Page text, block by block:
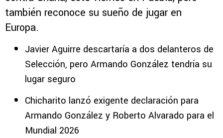
también reconoce su sueño de jugar en
Europa.
Javier Aguirre descartaría a dos delanteros de
Selección, pero Armando González tendría su
lugar seguro
Chicharito lanzó exigente declaración para
Armando González y Roberto Alvarado para el
Mundial 2026